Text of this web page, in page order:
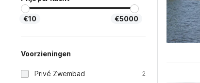
€10 €5000
Voorzieningen
Privé Zwembad 2